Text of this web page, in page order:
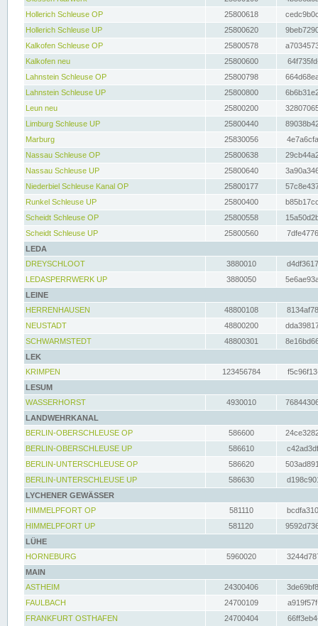
Hollerich Schleuse OP
25800618
Hollerich Schleuse UP
25800620
Kalkofen Schleuse OP
25800578
Kalkofen neu
25800600
Lahnstein Schleuse OP
25800798
Lahnstein Schleuse UP
25800800
Leun neu
25800200
Limburg Schleuse UP
25800440
Marburg
25830056
Nassau Schleuse OP
25800638
Nassau Schleuse UP
25800640
Niederbiel Schleuse Kanal OP
25800177
Runkel Schleuse UP
25800400
Scheidt Schleuse OP
25800558
Scheidt Schleuse UP
25800560
LEDA
DREYSCHLOOT
3880010
LEDASPERRWERK UP
3880050
LEINE
HERRENHAUSEN
48800108
NEUSTADT
48800200
SCHWARMSTEDT
48800301
LEK
KRIMPEN
123456784
LESUM
WASSERHORST
4930010
LANDWEHRKANAL
BERLIN-OBERSCHLEUSE OP
586600
BERLIN-OBERSCHLEUSE UP
586610
BERLIN-UNTERSCHLEUSE OP
586620
BERLIN-UNTERSCHLEUSE UP
586630
LYCHENER GEWÄSSER
HIMMELPFORT OP
581110
HIMMELPFORT UP
581120
LÜHE
HORNEBURG
5960020
MAIN
ASTHEIM
24300406
FAULBACH
24700109
FRANKFURT OSTHAFEN
24700404